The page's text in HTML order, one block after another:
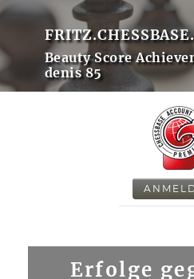
Beauty Score
denis 85
Erfolge